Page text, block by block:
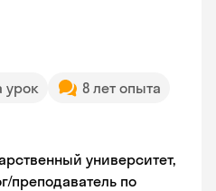
урок
8 лет опыта
университет,
преподаватель по